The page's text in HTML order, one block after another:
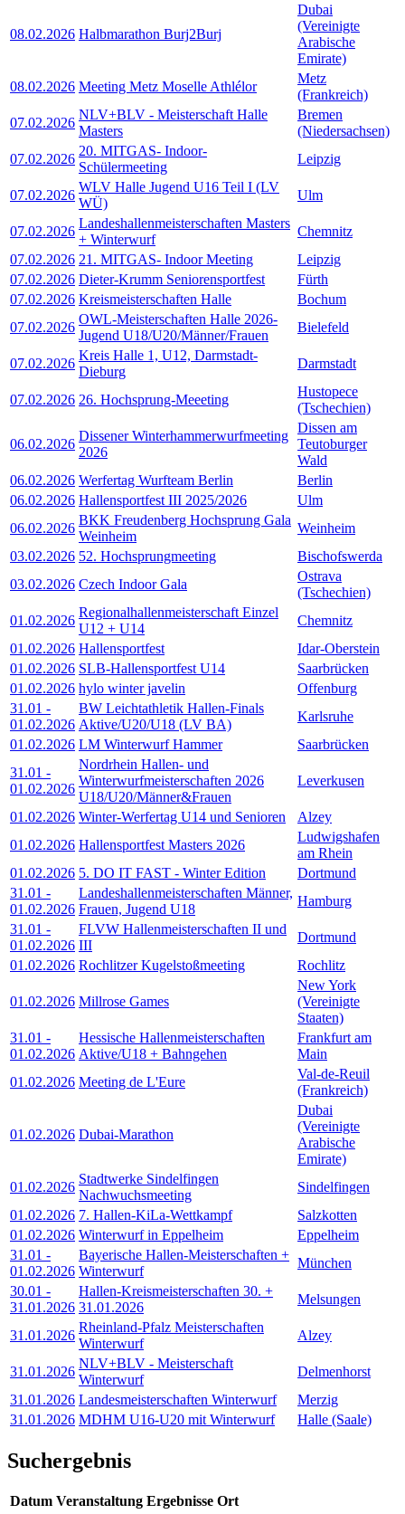
08.02.2026 Halbmarathon Burj2Burj
Dubai
(Vereinigte
Arabische
Emirate)
08.02.2026 Meeting Metz Moselle Athlélor
Metz
(Frankreich)
07.02.2026
NLV+BLV - Meisterschaft Halle
Masters
Bremen
(Niedersachsen)
07.02.2026
20. MITGAS- Indoor-
Schülermeeting
Leipzig
07.02.2026
WLV Halle Jugend U16 Teil I (LV
WÜ)
Ulm
07.02.2026
Landeshallenmeisterschaften Masters
+ Winterwurf
Chemnitz
07.02.2026 21. MITGAS- Indoor Meeting
Leipzig
07.02.2026 Dieter-Krumm Seniorensportfest
Fürth
07.02.2026 Kreismeisterschaften Halle
Bochum
07.02.2026
OWL-Meisterschaften Halle 2026-
Jugend U18/U20/Männer/Frauen
Bielefeld
07.02.2026
Kreis Halle 1, U12, Darmstadt-
Dieburg
Darmstadt
07.02.2026 26. Hochsprung-Meeeting
Hustopece
(Tschechien)
06.02.2026
Dissener Winterhammerwurfmeeting
2026
Dissen am
Teutoburger
Wald
06.02.2026 Werfertag Wurfteam Berlin
Berlin
06.02.2026 Hallensportfest III 2025/2026
Ulm
06.02.2026
BKK Freudenberg Hochsprung Gala
Weinheim
Weinheim
03.02.2026 52. Hochsprungmeeting
Bischofswerda
03.02.2026 Czech Indoor Gala
Ostrava
(Tschechien)
01.02.2026
Regionalhallenmeisterschaft Einzel
U12 + U14
Chemnitz
01.02.2026 Hallensportfest
Idar-Oberstein
01.02.2026 SLB-Hallensportfest U14
Saarbrücken
01.02.2026 hylo winter javelin
Offenburg
31.01 -
01.02.2026
BW Leichtathletik Hallen-Finals
Aktive/U20/U18 (LV BA)
Karlsruhe
01.02.2026 LM Winterwurf Hammer
Saarbrücken
31.01 -
01.02.2026
Nordrhein Hallen- und
Winterwurfmeisterschaften 2026
U18/U20/Männer&Frauen
Leverkusen
01.02.2026 Winter-Werfertag U14 und Senioren
Alzey
01.02.2026 Hallensportfest Masters 2026
Ludwigshafen
am Rhein
01.02.2026 5. DO IT FAST - Winter Edition
Dortmund
31.01 -
01.02.2026
Landeshallenmeisterschaften Männer,
Frauen, Jugend U18
Hamburg
31.01 -
01.02.2026
FLVW Hallenmeisterschaften II und
III
Dortmund
01.02.2026 Rochlitzer Kugelstoßmeeting Rochlitz
01.02.2026 Millrose Games
New York
(Vereinigte
Staaten)
31.01 -
01.02.2026
Hessische Hallenmeisterschaften
Aktive/U18 + Bahngehen
Frankfurt am
Main
01.02.2026 Meeting de L'Eure
Val-de-Reuil
(Frankreich)
01.02.2026 Dubai-Marathon
Dubai
(Vereinigte
Arabische
Emirate)
01.02.2026
Stadtwerke Sindelfingen
Nachwuchsmeeting
Sindelfingen
01.02.2026 7. Hallen-KiLa-Wettkampf
Salzkotten
01.02.2026 Winterwurf in Eppelheim
Eppelheim
31.01 -
01.02.2026
Bayerische Hallen-Meisterschaften +
Winterwurf
München
30.01 -
31.01.2026
Hallen-Kreismeisterschaften 30. +
31.01.2026
Melsungen
31.01.2026
Rheinland-Pfalz Meisterschaften
Winterwurf
Alzey
31.01.2026
NLV+BLV - Meisterschaft
Winterwurf
Delmenhorst
31.01.2026 Landesmeisterschaften Winterwurf
Merzig
31.01.2026 MDHM U16-U20 mit Winterwurf Halle (Saale)
Suchergebnis
Datum Veranstaltung Ergebnisse Ort